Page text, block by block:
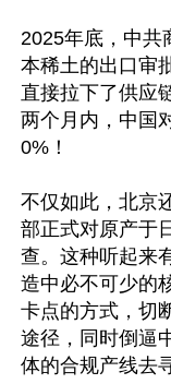
2025年底，中共
本稀土的出口审
直接拉下了供应
两个月内，中国
0%！
不仅如此，北京
部正式对原产于
查。这种听起来
造中必不可少的
卡点的方式，切
途径，同时倒逼
体的合规产线去